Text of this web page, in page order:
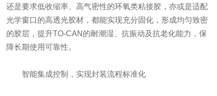
还是要求低收缩率、高气密性的环氧类粘接胶，亦或是适配
光学窗口的高透光胶材，都能实现充分固化，形成均匀致密
的胶层，提升TO-CAN的耐潮湿、抗振动及抗老化能力，保
障长期使用可靠性。
智能集成控制，实现封装流程标准化